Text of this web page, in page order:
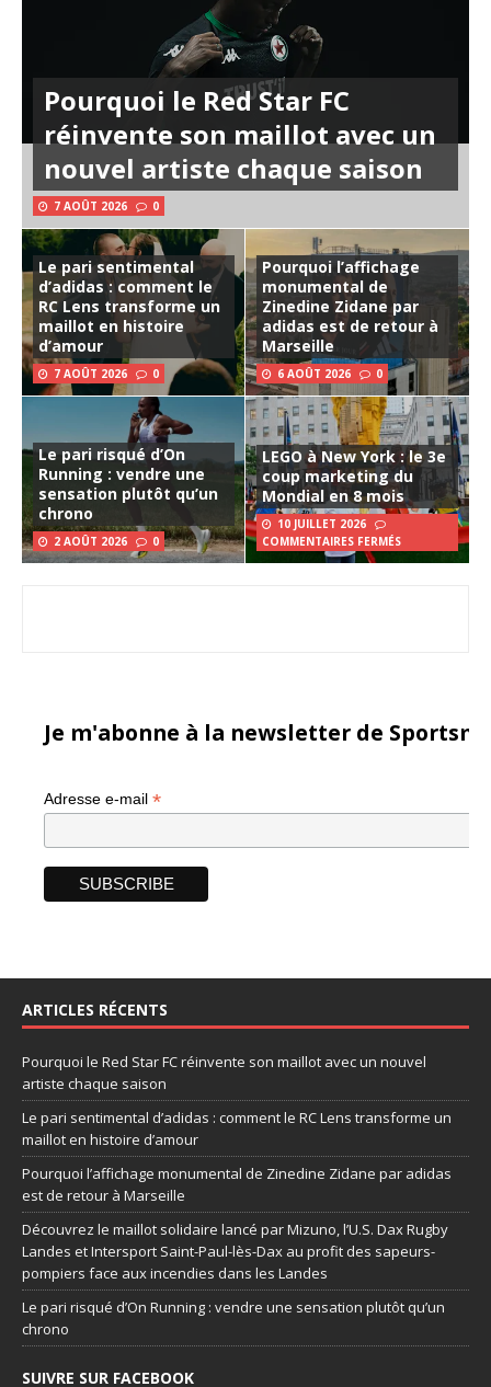
Pourquoi le Red Star FC
réinvente son maillot avec un
nouvel artiste chaque saison
7 AOÛT 2026 0
Le pari sentimental
d’adidas : comment le
RC Lens transforme un
maillot en histoire
d’amour
7 AOÛT 2026 0
Pourquoi l’affichage
monumental de
Zinedine Zidane par
adidas est de retour à
Marseille
6 AOÛT 2026 0
Le pari risqué d’On
Running : vendre une
sensation plutôt qu’un
chrono
2 AOÛT 2026 0
LEGO à New York : le 3e
coup marketing du
Mondial en 8 mois
10 JUILLET 2026
COMMENTAIRES FERMÉS
Je m'abonne à la newsletter de
Adresse e-mail *
ARTICLES RÉCENTS
Pourquoi le Red Star FC réinvente son maillot avec un nouvel
artiste chaque saison
Le pari sentimental d’adidas : comment le RC Lens transforme un
maillot en histoire d’amour
Pourquoi l’affichage monumental de Zinedine Zidane par adidas
est de retour à Marseille
Découvrez le maillot solidaire lancé par Mizuno, l’U.S. Dax Rugby
Landes et Intersport Saint-Paul-lès-Dax au profit des sapeurs-
pompiers face aux incendies dans les Landes
Le pari risqué d’On Running : vendre une sensation plutôt qu’un
chrono
SUIVRE SUR FACEBOOK